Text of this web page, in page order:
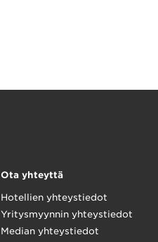
Ota yhteyttä
Hotellien yhteystiedot
Yritysmyynnin yhteystiedot
Median yhteystiedot